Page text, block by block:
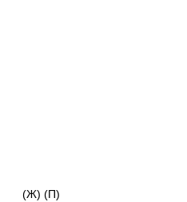
(Ж) (П)